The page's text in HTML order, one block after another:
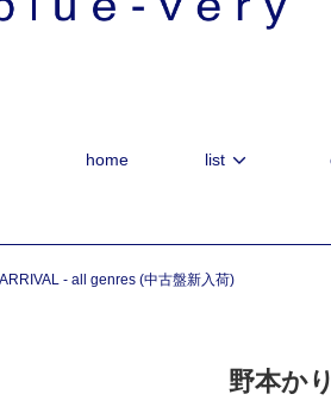
home list
- all genres (中古盤新入荷)
野本か